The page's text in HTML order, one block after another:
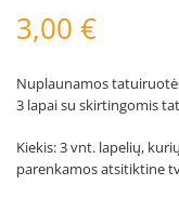
3,00 €
Nuplaunamos
3 lapai su skirtingomis
Kiekis: 3 vnt. lapelių,
parenkamos atsitiktine